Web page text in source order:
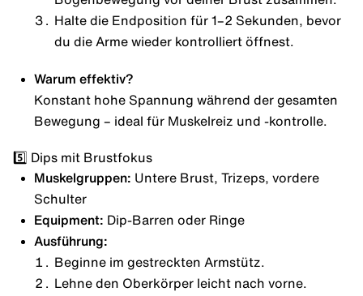
Halte die Endposition für 1–2 Sekunden, bevor
du die Arme wieder kontrolliert öffnest.
Warum effektiv?
Konstant hohe Spannung während der gesamten
Bewegung – ideal für Muskelreiz und -kontrolle.
5️⃣ Dips mit Brustfokus
Muskelgruppen: Untere Brust, Trizeps, vordere
Schulter
Equipment: Dip-Barren oder Ringe
Ausführung:
Beginne im gestreckten Armstütz.
Lehne den Oberkörper leicht nach vorne.